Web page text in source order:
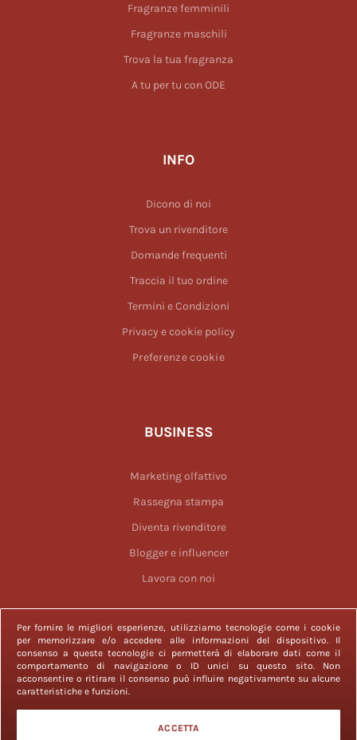
Per fornire le migliori esperienze, utilizziamo tecnologie come i cookie
per memorizzare e/o accedere alle informazioni del dispositivo. Il
consenso a queste tecnologie ci permetterà di elaborare dati come il
comportamento di navigazione o ID unici su questo sito. Non
acconsentire o ritirare il consenso può influire negativamente su alcune
caratteristiche e funzioni.
ACCETTA
Fragranze femminili
Fragranze maschili
Trova la tua fragranza
A tu per tu con ODE
INFO
Dicono di noi
Trova un rivenditore
Domande frequenti
Traccia il tuo ordine
Termini e Condizioni
Privacy e cookie policy
Preferenze cookie
BUSINESS
Marketing olfattivo
Rassegna stampa
Diventa rivenditore
Blogger e influencer
Lavora con noi
2023 © Officina delle Essenze è un marchio registrato. Tutti i diritti
10.000,00 è iscritta alla CCIAA di Roma, REA 1293562.